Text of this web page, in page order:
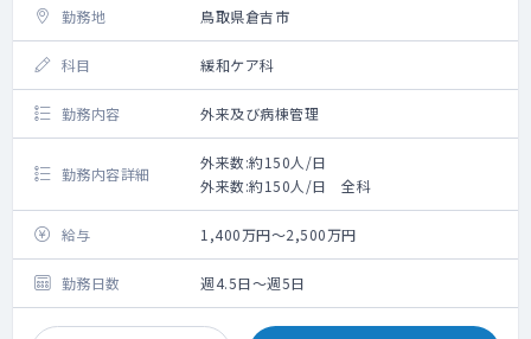
勤務地 鳥取県倉吉市
科目 緩和ケア科
勤務内容 外来及び病棟管理
勤務内容詳細
外来数:約150人/日
外来数:約150人/日 全科
給与 1,400万円～2,500万円
勤務日数 週4.5日～週5日